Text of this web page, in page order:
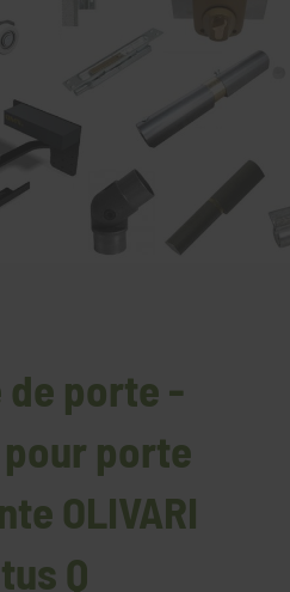
de porte -
porte
OLIVARI
Q